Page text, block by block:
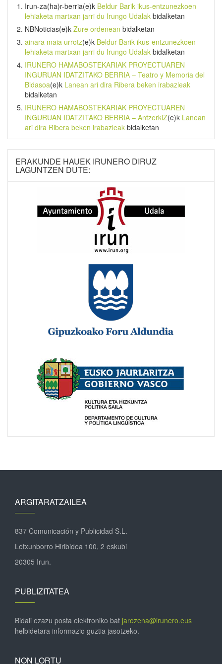
Irun-za(ha)r-berria(e)k Beldur Barik ikus-entzunezkoen
lehiaketa martxan jarri du Irungo Udalak bidalketan
NBNoticias(e)k Zure ordenean bidalketan
ainara maia urrotz(e)k Beldur Barik ikus-entzunezkoen
lehiaketa martxan jarri du Irungo Udalak bidalketan
IRUNERO HAMABOSTEKARIAK PROYECTUAREN
INGURUAN IDATZITAKO BERRIA – Teatro y Memoria del
Bidasoa(e)k Lanean ari dira Ribera beken irabazleak
bidalketan
IRUNERO HAMABOSTEKARIAK PROYECTUAREN
INGURUAN IDATZITAKO BERRIA – AntzerkiZ(e)k Lanean
ari dira Ribera beken irabazleak bidalketan
ERAKUNDE HAUEK IRUNERO DIRUZ
LAGUNTZEN DUTE:
ARGITARATZAILEA
837 Comunicación y Publicidad S.L.
Letxunborro Hiribidea 100, 2 eskubi
20305 Irun.
PUBLIZITATEA
Bidali ezazu posta elektroniko bat jarozena@irunero.eus
helbidetara informazio guztia jasotzeko.
NON LORTU